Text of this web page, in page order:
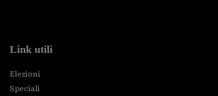
Link utili
Elezioni
Speciali